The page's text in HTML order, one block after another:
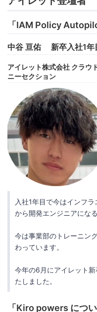
「IAM Policy
中谷 亘佑 新卒入社1年
アイレット株式会社 クラ
ニーセクション
入社1年目で今はインフ
から開発エンジニアにな
今は事業部のトレーニン
わっています。
今年の6月にアイレット
たしました。
「Kiro powers につい